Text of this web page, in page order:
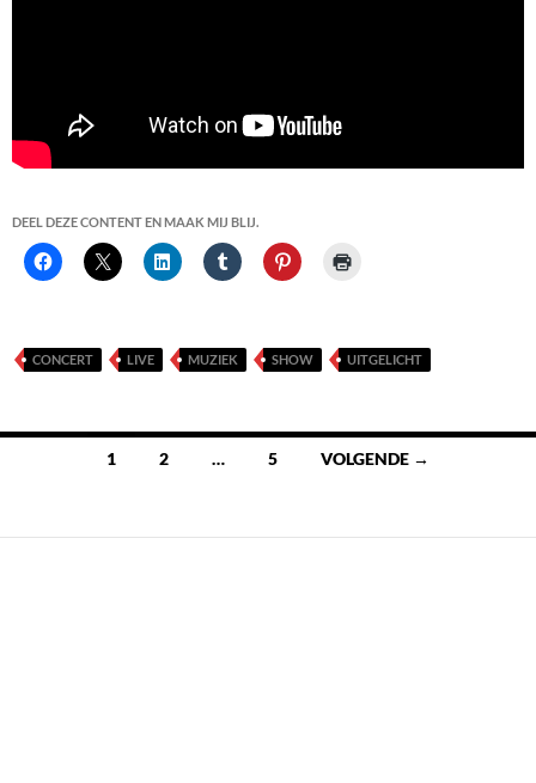
DEEL DEZE CONTENT EN MAAK MIJ BLIJ.
CONCERT LIVE MUZIEK SHOW UITGELICHT
Berichten
1 2 … 5 VOLGENDE →